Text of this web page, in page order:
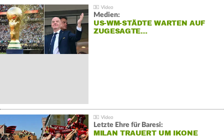
Medien:
US-WM-STÄDTE WARTEN AUF
ZUGESAGTE…
Letzte Ehre für Baresi:
MILAN TRAUERT UM IKONE